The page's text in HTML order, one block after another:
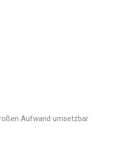
Aufwand umsetzbar